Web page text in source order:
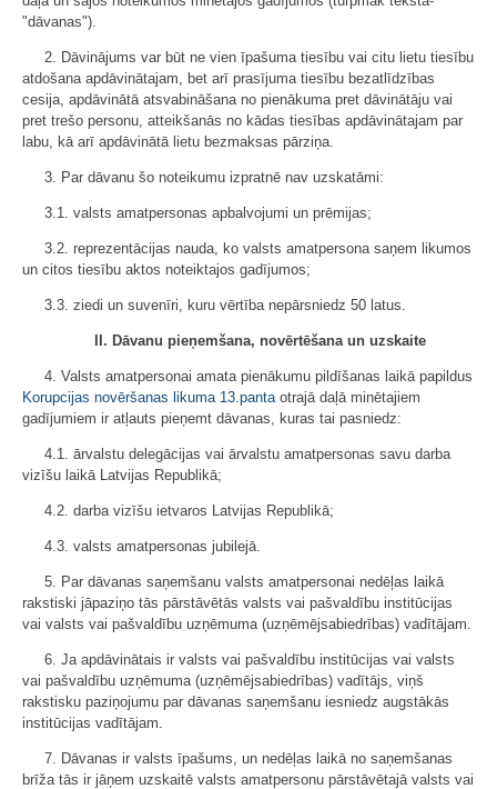
"dāvanas").
2. Dāvinājums var būt ne vien īpašuma tiesību vai citu lietu tiesību
atdošana apdāvinātajam, bet arī prasījuma tiesību bezatlīdzības
cesija, apdāvinātā atsvabināšana no pienākuma pret dāvinātāju vai
pret trešo personu, atteikšanās no kādas tiesības apdāvinātajam par
labu, kā arī apdāvinātā lietu bezmaksas pārziņa.
3. Par dāvanu šo noteikumu izpratnē nav uzskatāmi:
3.1. valsts amatpersonas apbalvojumi un prēmijas;
3.2. reprezentācijas nauda, ko valsts amatpersona saņem likumos
un citos tiesību aktos noteiktajos gadījumos;
3.3. ziedi un suvenīri, kuru vērtība nepārsniedz 50 latus.
II. Dāvanu pieņemšana, novērtēšana un uzskaite
4. Valsts amatpersonai amata pienākumu pildīšanas laikā papildus
Korupcijas novēršanas likuma 13.pantaotrajā daļā minētajiem
gadījumiem ir atļauts pieņemt dāvanas, kuras tai pasniedz:
4.1. ārvalstu delegācijas vai ārvalstu amatpersonas savu darba
vizīšu laikā Latvijas Republikā;
4.2. darba vizīšu ietvaros Latvijas Republikā;
4.3. valsts amatpersonas jubilejā.
5. Par dāvanas saņemšanu valsts amatpersonai nedēļas laikā
rakstiski jāpaziņo tās pārstāvētās valsts vai pašvaldību institūcijas
vai valsts vai pašvaldību uzņēmuma (uzņēmējsabiedrības) vadītājam.
6. Ja apdāvinātais ir valsts vai pašvaldību institūcijas vai valsts
vai pašvaldību uzņēmuma (uzņēmējsabiedrības) vadītājs, viņš
rakstisku paziņojumu par dāvanas saņemšanu iesniedz augstākās
institūcijas vadītājam.
7. Dāvanas ir valsts īpašums, un nedēļas laikā no saņemšanas
brīža tās ir jāņem uzskaitē valsts amatpersonu pārstāvētajā valsts vai